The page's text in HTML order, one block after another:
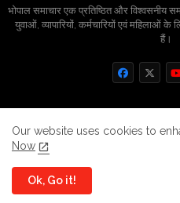
भोपाल समाचार एक प्रतिष्ठित और विश्वसनीय
युवाओं, व्यापारियों, कर्मचारियों एवं महिलाओं के
हैं।
All Right Reserved
Home About
Our website uses cookies to
Now
Ok, Go it!